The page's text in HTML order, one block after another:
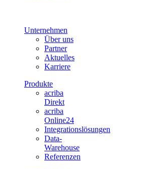
Unternehmen
Über uns
Partner
Aktuelles
Karriere
Produkte
acriba
Direkt
acriba
Online24
Integrationslösungen
Data-
Warehouse
Referenzen